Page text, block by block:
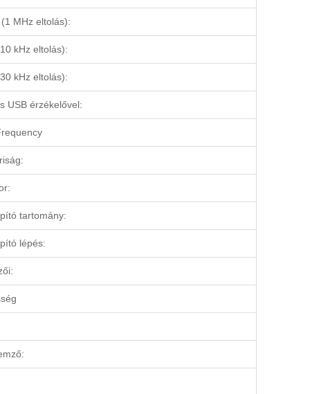
MHz eltolás):
kHz eltolás):
kHz eltolás):
USB érzékelővel:
tartomány:
lépés: